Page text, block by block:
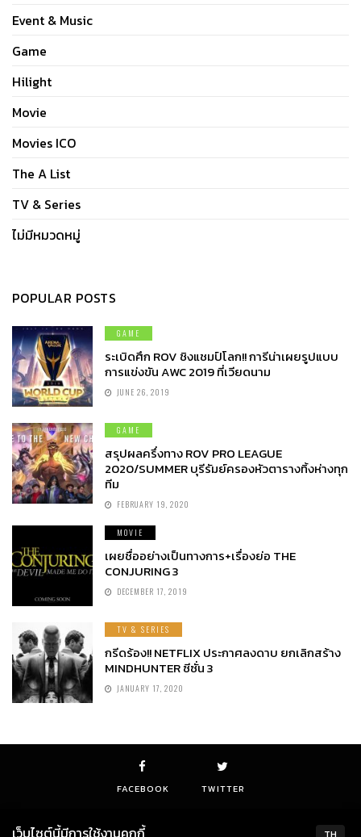
Event & Music
Game
Hilight
Movie
Movies ICO
The A List
TV & Series
ไม่มีหมวดหมู่
POPULAR POSTS
GAME
ระเบิดศึก ROV ชิงแชมป์โลก!! การีน่าเผยรูปแบบ
การแข่งขัน AWC 2019 ที่เวียดนาม
JUNE 26, 2019
GAME
สรุปผลครึ่งทาง ROV PRO LEAGUE
2020/SUMMER บุรีรัมย์ครองหัวตารางทิ้งห่างทุก
ทีม
FEBRUARY 19, 2020
MOVIE
เผยชื่ออย่างเป็นทางการ+เรื่องย่อ THE
CONJURING 3
DECEMBER 17, 2019
TV & SERIES
กรีดร้อง!! NETFLIX ประกาศลงดาบ ยกเลิกสร้าง
MINDHUNTER ซีซั่น 3
JANUARY 17, 2020
FACEBOOK TWITTER
เว็บไซต์นี้มีการใช้งานคุกกี้